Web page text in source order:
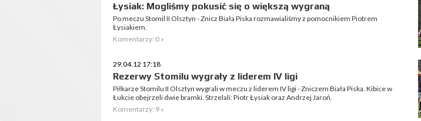
Łysiak: Mogliśmy pokusić się o większą wygraną
Po meczu Stomil II Olsztyn - Znicz Biała Piska rozmawialiśmy z pomocnikiem Piotrem
Łysiakiem.
Komentarzy: 0 »
29.04.12 17:18
Rezerwy Stomilu wygrały z liderem IV ligi
Piłkarze Stomilu II Olsztyn wygrali w meczu z liderem IV ligi - Zniczem Biała Piska. Kibice w
Łukcie obejrzeli dwie bramki. Strzelali: Piotr Łysiak oraz Andrzej Jaroń.
Komentarzy: 9 »